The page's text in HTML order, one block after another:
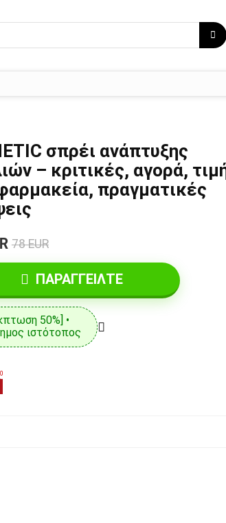
σπρέι ανάπτυξης
– κριτικές, αγορά,
πραγματικές
78 EUR
ΠΑΡΑΓΓΕΊΛΤΕ
50%] •
ιστότοπος
0